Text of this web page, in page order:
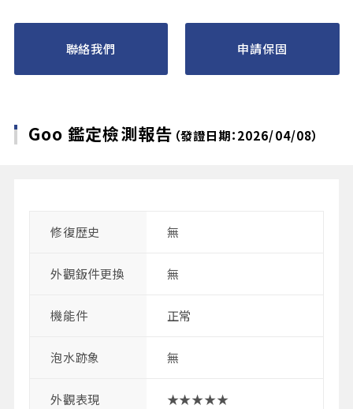
聯絡我們 申請保固
Goo 鑑定檢測報告 （發證日期：2026/04/08）
修復歴史 無
外觀鈑件更換 無
機能件 正常
泡水跡象 無
外觀表現 ★★★★★